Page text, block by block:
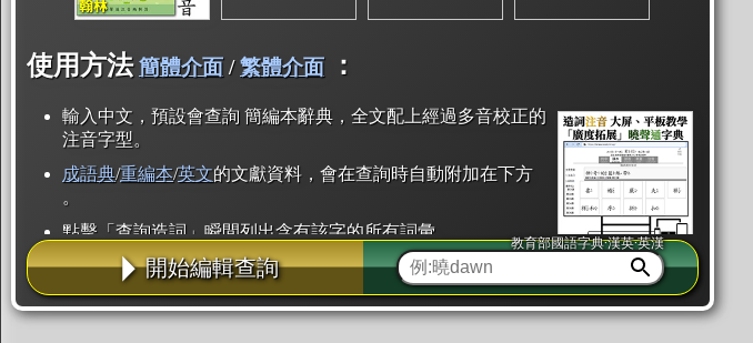
使用方法 簡體介面/繁體介面 ：
輸入中文，預設會查詢 簡編本辭典，全文配上經過多音校正的
注音字型。
成語典/重編本/英文的文獻資料，會在查詢時自動附加在下方
。
點擊「查詢造詞」瞬間列出含有該字的所有詞彙。
點「部首」瞬間列出所有「同部首字」。也支援查詢「同注音」或「同筆畫」。
辭典解釋的全文都經過自動斷詞，點擊便可瞬間「連續查詢」此字詞的解釋，不
用手動重複輸入。
開始編輯查詢
教育部國語字典·漢英·英漢